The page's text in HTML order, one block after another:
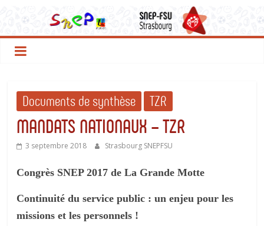
contenu
Le
SNEP
Strasbourg
Documents de synthèse TZR
MANDATS NATIONAUX – TZR
3 septembre 2018 Strasbourg SNEPFSU
Congrès SNEP 2017 de La Grande Motte
Continuité du service public : un enjeu pour les
missions et les personnels !